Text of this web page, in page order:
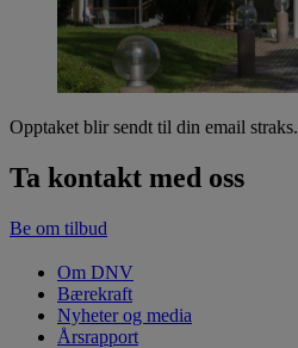
Opptaket blir sendt til din email straks.
Ta kontakt med oss
Be om tilbud
Om DNV
Bærekraft
Nyheter og media
Årsrapport